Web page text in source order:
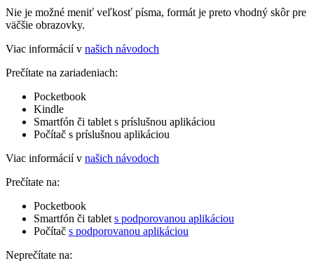
Nie je možné meniť veľkosť písma, formát je preto vhodný skôr pre
väčšie obrazovky.
Viac informácií v našich návodoch
Prečítate na zariadeniach:
Pocketbook
Kindle
Smartfón či tablet s príslušnou aplikáciou
Počítač s príslušnou aplikáciou
Viac informácií v našich návodoch
Prečítate na:
Pocketbook
Smartfón či tablet s podporovanou aplikáciou
Počítač s podporovanou aplikáciou
Neprečítate na: